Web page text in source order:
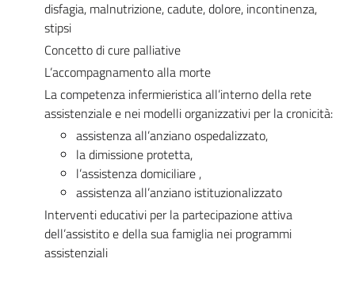
disfagia, malnutrizione, cadute, dolore, incontinenza,
stipsi
Concetto di cure palliative
L’accompagnamento alla morte
La competenza infermieristica all’interno della rete
assistenziale e nei modelli organizzativi per la cronicità:
assistenza all’anziano ospedalizzato,
la dimissione protetta,
l’assistenza domiciliare ,
assistenza all’anziano istituzionalizzato
Interventi educativi per la partecipazione attiva
dell’assistito e della sua famiglia nei programmi
assistenziali